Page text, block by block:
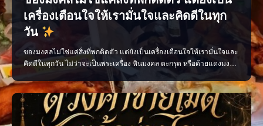
เครื่องเตือนใจให้เรามั่นใจและคิดดีในทุก
วัน
ของมงคลไม่ใช่แค่สิ่งที่พกติดตัว แต่ยังเป็นเครื่องเตือนใจให้เรามั่นใจและ
คิดดีในทุกวัน ไม่ว่าจะเป็นพระเครื่อง หินมงคล ตะกรุด หรือด้ายแดงมงคล
เลือกสิ่งที่เหมาะกับตัวเอง พกด้วยความศรัทธา และตั้งใจทำสิ่งดี ๆ แล้ว
พลังใจดี ๆ จะค่อย ๆ ตามมา เพจ ไสยะ ทำนาย ทายทัก เสน่ห์ ของขลัง ดูด
วง #ของมงคล #ของมงคลพกติดตั